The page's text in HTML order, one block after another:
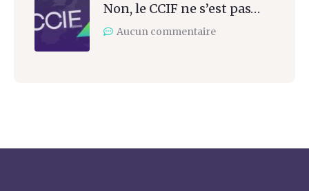
Non, le CCIF ne s’est pas…
Aucun commentaire